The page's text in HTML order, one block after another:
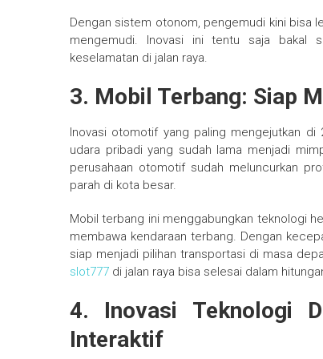
Dengan sistem otonom, pengemudi kini bisa
mengemudi. Inovasi ini tentu saja bakal
keselamatan di jalan raya.
3. Mobil Terbang: Siap
Inovasi otomotif yang paling mengejutkan di
udara pribadi yang sudah lama menjadi
perusahaan otomotif sudah meluncurkan
parah di kota besar.
Mobil terbang ini menggabungkan teknologi
membawa kendaraan terbang. Dengan
siap menjadi pilihan transportasi di masa
slot777 di jalan raya bisa selesai dalam
4. Inovasi Teknologi
Interaktif